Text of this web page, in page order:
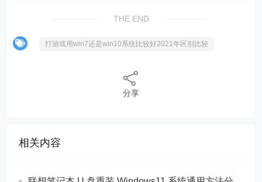
THE END
打游戏用win7还是win10系统比较好2021年区别比较
分享
相关内容